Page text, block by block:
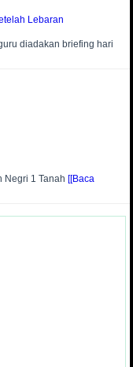
Lebaran
diadakan briefing hari
Negri 1 Tanah[[Baca